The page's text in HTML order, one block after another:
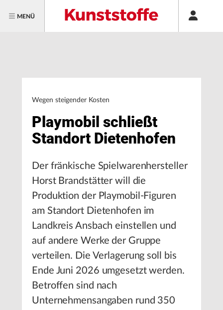
MENÜ
Wegen steigender Kosten
Playmobil schließt
Standort Dietenhofen
Der fränkische Spielwarenhersteller
Horst Brandstätter will die
Produktion der Playmobil-Figuren
am Standort Dietenhofen im
Landkreis Ansbach einstellen und
auf andere Werke der Gruppe
verteilen. Die Verlagerung soll bis
Ende Juni 2026 umgesetzt werden.
Betroffen sind nach
Unternehmensangaben rund 350